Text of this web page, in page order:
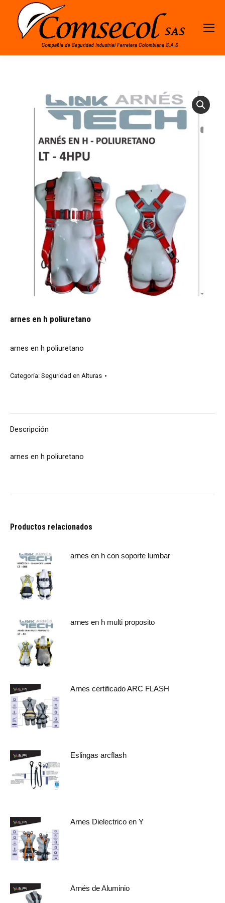
arnes en h poliuretano
arnes en h poliuretano
Categoría: Seguridad en Alturas
Descripción
arnes en h poliuretano
Productos relacionados
arnes en h con soporte lumbar
arnes en h multi proposito
Arnes certificado ARC FLASH
Eslingas arcflash
Arnes Dielectrico en Y
Arnés de Aluminio